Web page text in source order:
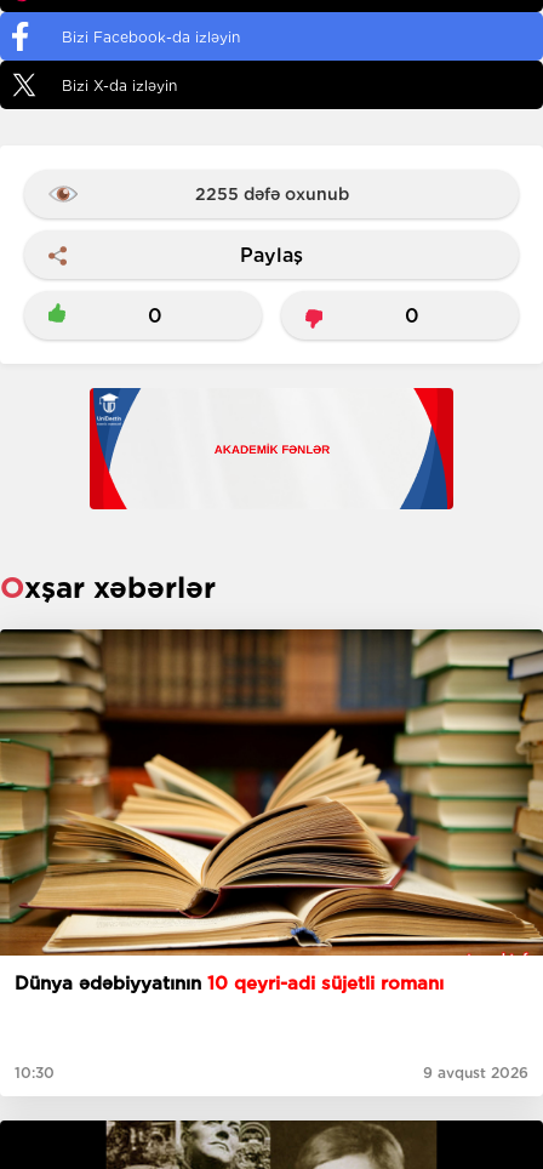
Bizi Facebook-da izləyin
Bizi X-da izləyin
2255 dəfə oxunub
Paylaş
0 0
Oxşar xəbərlər
Dünya ədəbiyyatının 10 qeyri-adi süjetli romanı
10:30 9 avqust 2026